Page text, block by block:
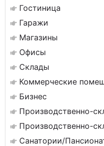
Гостиница
Гаражи
Магазины
Офисы
Склады
Коммерческие
Бизнес
Производственно-
Производственно-
Санатории/